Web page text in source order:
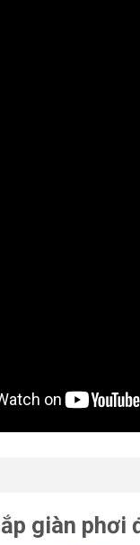
giàn phơi